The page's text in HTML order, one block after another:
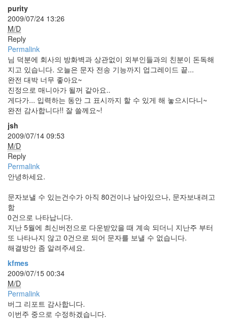
purity
2009/07/24 13:26
M/D
Reply
Permalink
님 덕분에 회사의 방화벽과 상관없이 외부인들과의 친분이 돈독해
지고 있습니다. 오늘은 문자 전송 기능까지 업그레이드 끝...
완전 대박 너무 좋아요~
진정으로 매니아가 될꺼 같아요..
게다가... 입력하는 동안 그 표시까지 할 수 있게 해 놓으시다니~
완전 감사합니다!! 잘 쓸께요~!
jsh
2009/07/14 09:53
M/D
Reply
Permalink
안녕하세요.
문자보낼 수 있는건수가 아직 80건이나 남아있으나, 문자보내려고
함
0건으로 나타납니다.
지난 5월에 최신버전으로 다운받았을 때 계속 되더니 지난주 부터
또 나타나지 않고 0건으로 되어 문자를 보낼 수 없습니다.
해결방안 좀 알려주세요.
kfmes
2009/07/15 00:34
M/D
Permalink
버그 리포트 감사합니다.
이번주 중으로 수정하겠습니다.
ubuntu
PSP
Linux
90D
ACECOMBAT
nateon
ghackfair
FLIT
모
델
play
movie
Eclipse
네
이
트
온
android
차
데
모
리
눅
스
OpenSource